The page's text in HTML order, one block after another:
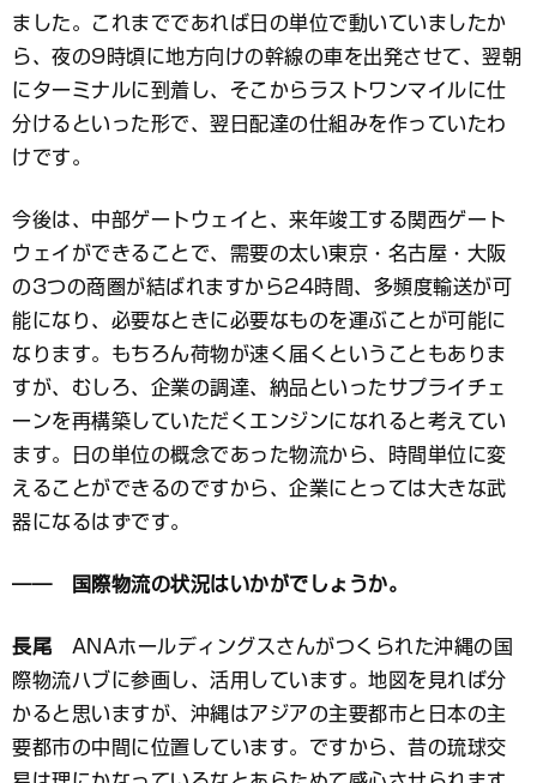
ました。これまでであれば日の単位で動いていましたか
ら、夜の9時頃に地方向けの幹線の車を出発させて、翌朝
にターミナルに到着し、そこからラストワンマイルに仕
分けるといった形で、翌日配達の仕組みを作っていたわ
けです。
今後は、中部ゲートウェイと、来年竣工する関西ゲート
ウェイができることで、需要の太い東京・名古屋・大阪
の3つの商圏が結ばれますから24時間、多頻度輸送が可
能になり、必要なときに必要なものを運ぶことが可能に
なります。もちろん荷物が速く届くということもありま
すが、むしろ、企業の調達、納品といったサプライチェ
ーンを再構築していただくエンジンになれると考えてい
ます。日の単位の概念であった物流から、時間単位に変
えることができるのですから、企業にとっては大きな武
器になるはずです。
―― 国際物流の状況はいかがでしょうか。
長尾 ANAホールディングスさんがつくられた沖縄の国
際物流ハブに参画し、活用しています。地図を見れば分
かると思いますが、沖縄はアジアの主要都市と日本の主
要都市の中間に位置しています。ですから、昔の琉球交